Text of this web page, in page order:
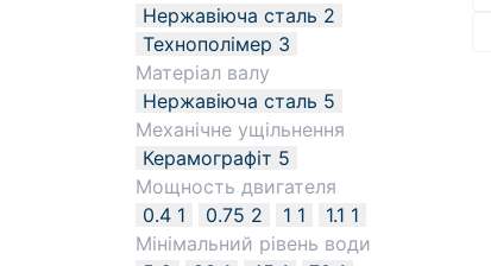
Нержавіюча сталь 2
Технополімер 3
Матеріал валу
Нержавіюча сталь 5
Механічне ущільнення
Керамографіт 5
Мощность двигателя
0.4 1 0.75 2 1 1 1.1 1
Мінімальний рівень води